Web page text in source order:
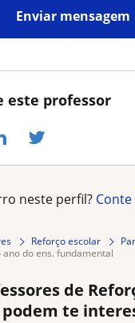
este professor
Enviar mensagem
neste perfil?
Reforço escolar
ano do ens. fundamental
de
te